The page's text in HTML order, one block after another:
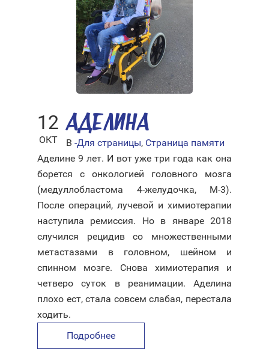
12
ОКТ
АДЕЛИНА
В -Для страницы, Страница памяти
Аделине 9 лет. И вот уже три года как она
борется с онкологией головного мозга
(медуллобластома 4-желудочка, М-3).
После операций, лучевой и химиотерапии
наступила ремиссия. Но в январе 2018
случился рецидив со множественными
метастазами в головном, шейном и
спинном мозге. Снова химиотерапия и
четверо суток в реанимации. Аделина
плохо ест, стала совсем слабая, перестала
ходить.
Подробнее